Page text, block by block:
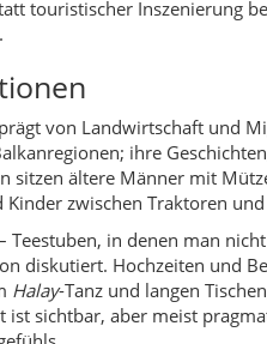
ein Ort für ruhige
– kurze Wanderungen
Aussichtspunkten–
Gemüse, Käse, Oliven,
– alte Tumuli, Ruinen und
leuchtende